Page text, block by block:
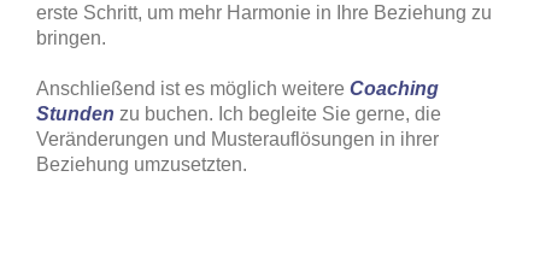
erste Schritt, um mehr Harmonie in Ihre Beziehung zu
bringen.
Anschließend ist es möglich weitere Coaching
Stunden zu buchen. Ich begleite Sie gerne, die
Veränderungen und Musterauflösungen in ihrer
Beziehung umzusetzten.